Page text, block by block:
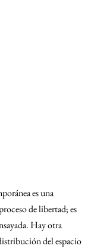
es una
de libertad; es
Hay otra
del espacio